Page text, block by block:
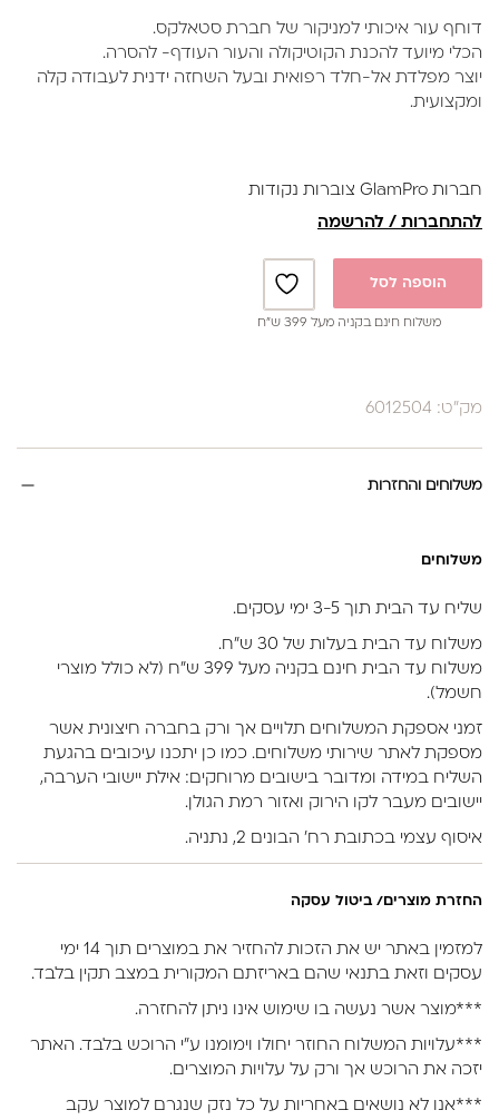
דוחף עור איכותי למניקור של חברת סטאלקס.
הכלי מיועד להכנת הקוטיקולה והעור העודף- להסרה.
יוצר מפלדת אל-חלד רפואית ובעל השחזה ידנית לעבודה קלה
ומקצועית.
חברות GlamPro צוברות נקודות
להתחברות / להרשמה
הוספה לסל
משלוח חינם בקניה מעל 399 ש”ח
מק"ט: 6012504
משלוחים והחזרות
משלוחים
שליח עד הבית תוך 3-5 ימי עסקים.
משלוח עד הבית בעלות של 30 ש״ח.
משלוח עד הבית חינם בקניה מעל 399 ש״ח (לא כולל מוצרי
חשמל).
זמני אספקת המשלוחים תלויים אך ורק בחברה חיצונית אשר
מספקת לאתר שירותי משלוחים. כמו כן יתכנו עיכובים בהגעת
השליח במידה ומדובר בישובים מרוחקים: אילת יישובי הערבה,
יישובים מעבר לקו הירוק ואזור רמת הגולן.
איסוף עצמי בכתובת רח’ הבונים 2, נתניה.
החזרת מוצרים/ ביטול עסקה
למזמין באתר יש את הזכות להחזיר את במוצרים תוך 14 ימי
עסקים וזאת בתנאי שהם באריזתם המקורית במצב תקין בלבד.
***מוצר אשר נעשה בו שימוש אינו ניתן להחזרה.
***עלויות המשלוח החוזר יחולו וימומנו ע”י הרוכש בלבד. האתר
יזכה את הרוכש אך ורק על עלויות המוצרים.
***אנו לא נושאים באחריות על כל נזק שנגרם למוצר עקב